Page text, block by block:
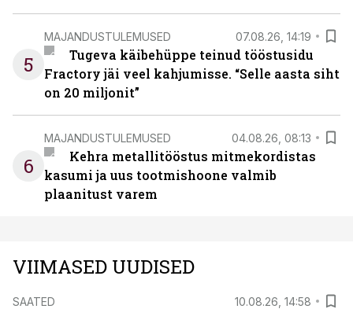
5
MAJANDUSTULEMUSED 07.08.26, 14:19
Tugeva käibehüppe teinud tööstusidu
Fractory jäi veel kahjumisse. “Selle aasta siht
on 20 miljonit”
6
MAJANDUSTULEMUSED 04.08.26, 08:13
Kehra metallitööstus mitmekordistas
kasumi ja uus tootmishoone valmib
plaanitust varem
VIIMASED UUDISED
SAATED 10.08.26, 14:58